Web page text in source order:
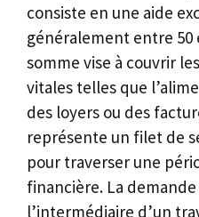
consiste en une aide
généralement entre 50
somme vise à couvrir
vitales telles que
des loyers ou des
représente un filet de
pour traverser une
financière. La
l’intermédiaire d’un